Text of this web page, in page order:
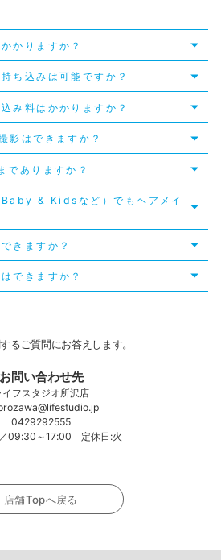
かりますか？
ち込みは可能ですか？
み料はかかりますか？
はできますか？
ありますか？
& Kidsなど）でもヘアメイ
きますか？
できますか？
るご質問にお答えします。
お問い合わせ先
イフスタジオ所沢店
0429292555
09:30～17:00 定休日:火
店舗Topへ戻る